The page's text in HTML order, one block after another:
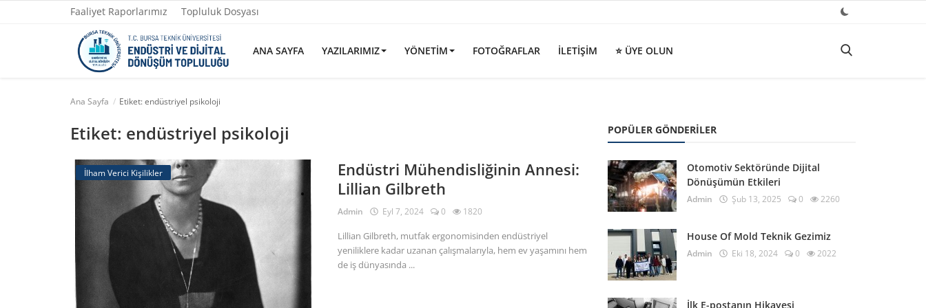
Faaliyet Raporlarımız Topluluk Dosyası
ANA SAYFA YAZILARIMIZ YÖNETIM FOTOĞRAFLAR İLETIŞIM ⭐ ÜYE OLUN
Topluluk Dosyası
Ana Sayfa Etiket: endüstriyel psikoloji
Etiket: endüstriyel psikoloji
İlham Verici Kişilikler
Endüstri Mühendisliğinin Annesi:
Lillian Gilbreth
Admin Eyl 7, 2024 0 1820
Lillian Gilbreth, mutfak ergonomisinden endüstriyel
yeniliklere kadar uzanan çalışmalarıyla, hem ev yaşamını hem
de iş dünyasında ...
POPÜLER GÖNDERILER
Otomotiv Sektöründe Dijital
Dönüşümün Etkileri
Admin Şub 13, 2025 0 2260
House Of Mold Teknik Gezimiz
Admin Eki 18, 2024 0 2022
İlk E-postanın Hikayesi